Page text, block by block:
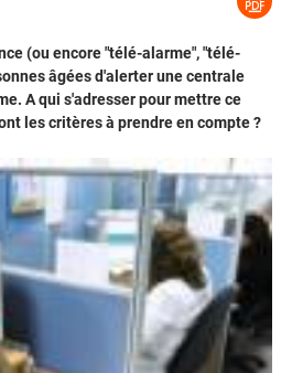
(ou encore "télé-alarme", "télé-
âgées d'alerter une centrale
A qui s'adresser pour mettre ce
les critères à prendre en compte ?